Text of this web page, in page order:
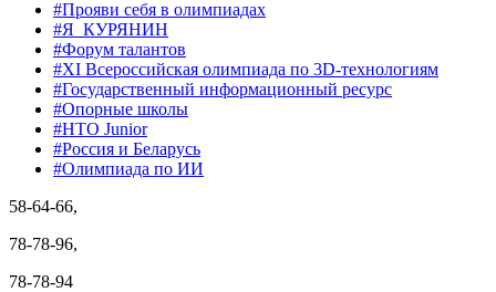
#Прояви себя в олимпиадах
#Я_КУРЯНИН
#Форум талантов
#XI Всероссийская олимпиада по 3D-технологиям
#Государственный информационный ресурс
#Опорные школы
#НТО Junior
#Россия и Беларусь
#Олимпиада по ИИ
58-64-66,
78-78-96,
78-78-94